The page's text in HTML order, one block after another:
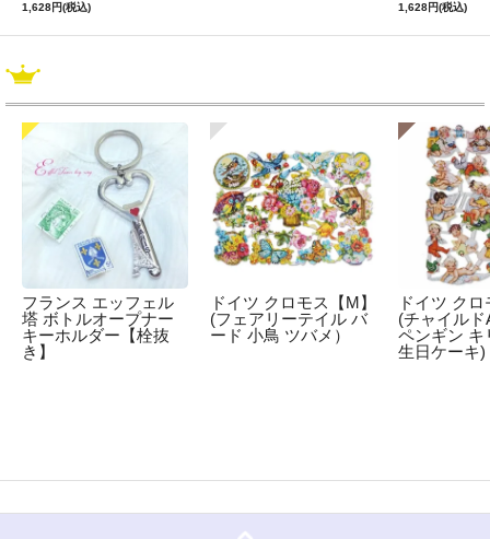
1,628円(税込) 1,628円(税込)
フランス エッフェル
塔 ボトルオープナー
キーホルダー【栓抜
き】
ドイツ クロモス【M】
(フェアリーテイル バ
ード 小鳥 ツバメ）
ドイツ ク
(チャイルド
ペンギン キ
生日ケーキ)